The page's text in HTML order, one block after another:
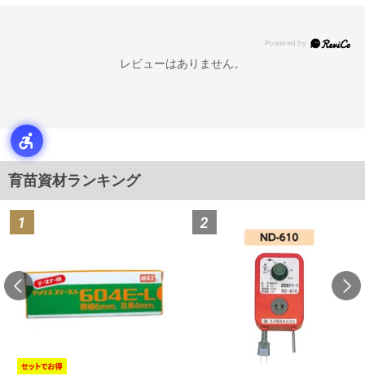
レビューはありません。
育苗資材ランキング